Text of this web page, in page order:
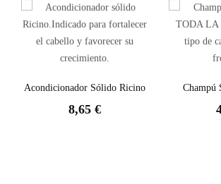
Acondicionador Sólido Ricino
8,65 €
Champú